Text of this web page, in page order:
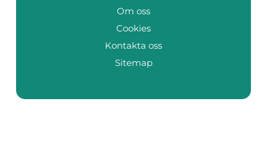
Om oss
Cookies
Kontakta oss
Sitemap